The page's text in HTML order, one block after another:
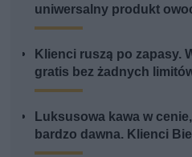
uniwersalny produkt
Klienci ruszą po zapasy.
gratis bez żadnych
Luksusowa kawa w
bardzo dawna. Klienci